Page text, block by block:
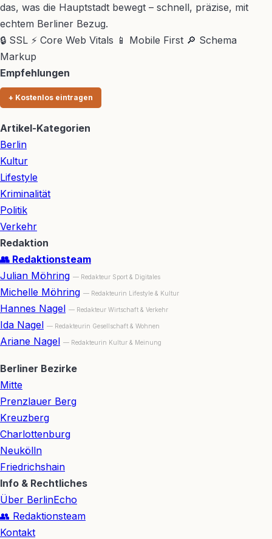
das, was die Hauptstadt bewegt – schnell, präzise, mit
echtem Berliner Bezug.
🔒 SSL ⚡ Core Web Vitals 📱 Mobile First 🔎 Schema
Markup
Empfehlungen
+ Kostenlos eintragen
Artikel-Kategorien
Berlin
Kultur
Lifestyle
Kriminalität
Politik
Verkehr
Redaktion
👥 Redaktionsteam
Julian Möhring — Redakteur Sport & Digitales
Michelle Möhring — Redakteurin Lifestyle & Kultur
Hannes Nagel — Redakteur Wirtschaft & Verkehr
Ida Nagel — Redakteurin Gesellschaft & Wohnen
Ariane Nagel — Redakteurin Kultur & Meinung
Berliner Bezirke
Mitte
Prenzlauer Berg
Kreuzberg
Charlottenburg
Neukölln
Friedrichshain
Info & Rechtliches
Über BerlinEcho
👥 Redaktionsteam
Kontakt